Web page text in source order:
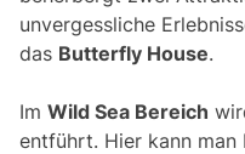
unvergessliche
das Butterfly House.
Im Wild Sea Bereich
entführt. Hier kann man